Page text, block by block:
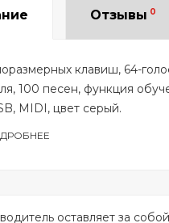
Отзывы 0
клавиш, 64-
100 песен, функция
MIDI, цвет серый.
оставляет за